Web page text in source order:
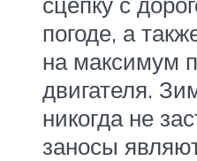
погоде, а
на максимум
двигателя.
никогда не
заносы